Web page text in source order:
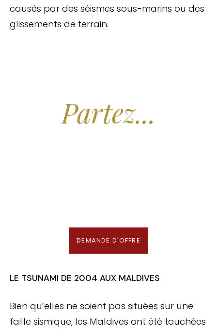
causés par des séismes sous-marins ou des
glissements de terrain.
Partez...
DEMANDE D'OFFRE
LE TSUNAMI DE 2004 AUX MALDIVES
Bien qu’elles ne soient pas situées sur une
faille sismique, les Maldives ont été touchées